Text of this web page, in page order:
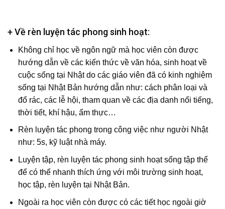
+ Về rèn luyện tác phong sinh hoạt:
Không chỉ học về ngôn ngữ mà học viên còn được
hướng dẫn về các kiến thức về văn hóa, sinh hoạt về
cuộc sống tại Nhật do các giáo viên đã có kinh nghiệm
sống tại Nhật Bản hướng dẫn như: cách phân loại và
đổ rác, các lễ hội, tham quan về các địa danh nổi tiếng,
thời tiết, khí hậu, ẩm thực…
Rèn luyện tác phong trong công việc như người Nhật
như: 5s, kỹ luật nhà máy.
Luyện tập, rèn luyện tác phong sinh hoạt sống tập thể
để có thể nhanh thích ứng với môi trường sinh hoạt,
học tập, rèn luyện tại Nhật Bản.
Ngoài ra học viên còn được có các tiết học ngoài giờ